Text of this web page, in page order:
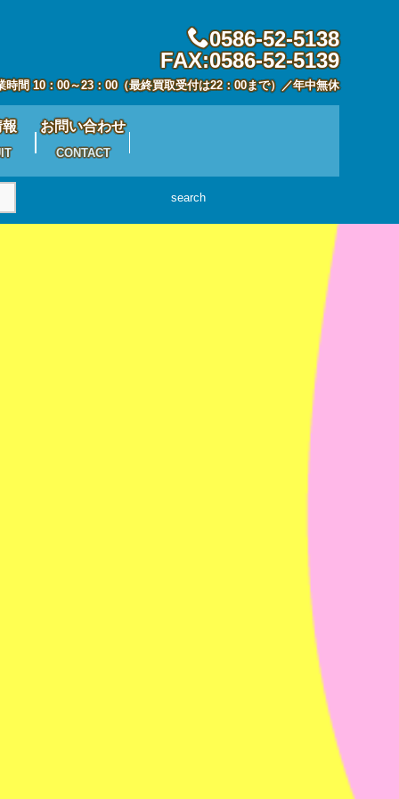
0586-52-5138
FAX:0586-52-5139
時間 10：00～23：00（最終買取受付は22：00まで）／年中無休
報 お問い合わせ
CONTACT
search